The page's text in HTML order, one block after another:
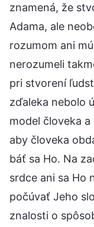
znamená, že
Adama, ale
rozumom ani
nerozumeli
pri stvorení
zďaleka nebolo
model človeka
aby človeka
báť sa Ho. Na
srdce ani sa Ho
počúvať Jeho
znalosti o